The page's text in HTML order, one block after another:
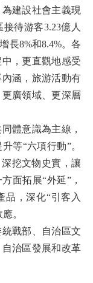
建設社會主義現
待游客3.23億人
長8%和8.4%。各
，更直觀地感受
涵，旅游活動有
廣領域、更深層
體意識為主線，
等“六項行動”。
挖文物史實，讓
面拓展“外延”，
品，深化“引客入
。
戰部、自治區文
治區發展和改革